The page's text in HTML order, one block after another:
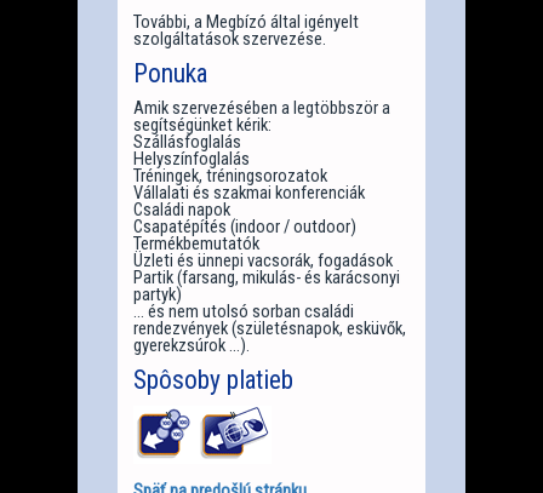
További, a Megbízó által igényelt
szolgáltatások szervezése.
Ponuka
Amik szervezésében a legtöbbször a
segítségünket kérik:
Szállásfoglalás
Helyszínfoglalás
Tréningek, tréningsorozatok
Vállalati és szakmai konferenciák
Családi napok
Csapatépítés (indoor / outdoor)
Termékbemutatók
Üzleti és ünnepi vacsorák, fogadások
Partik (farsang, mikulás- és karácsonyi
partyk)
... és nem utolsó sorban családi
rendezvények (születésnapok, esküvők,
gyerekzsúrok ...).
Spôsoby platieb